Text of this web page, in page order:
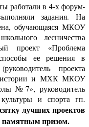
работали в 4-х форум-
задания. На
обучающаяся МКОУ
лесничества
проект «Проблема
ее решения в
проекта
истории и МХК МКОУ
№7», руководитель
и спорта гп.
лучших проектов
призом.